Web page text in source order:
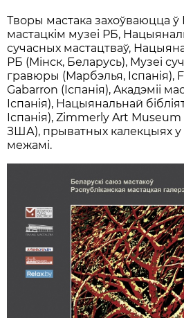
Творы мастака захоўваюцца
мастацкiм музеі РБ,
сучасных мастацтваў,
РБ (Мiнск, Беларусь), Музеі
гравюры (Марбэлья, Iспанiя),
Gabarron (Iспанiя), Aкадэмiі
Iспанiя), Нацыянальнай
Iспанiя), Zimmerly Art
ЗША), прыватных калекцыях у
межамі.